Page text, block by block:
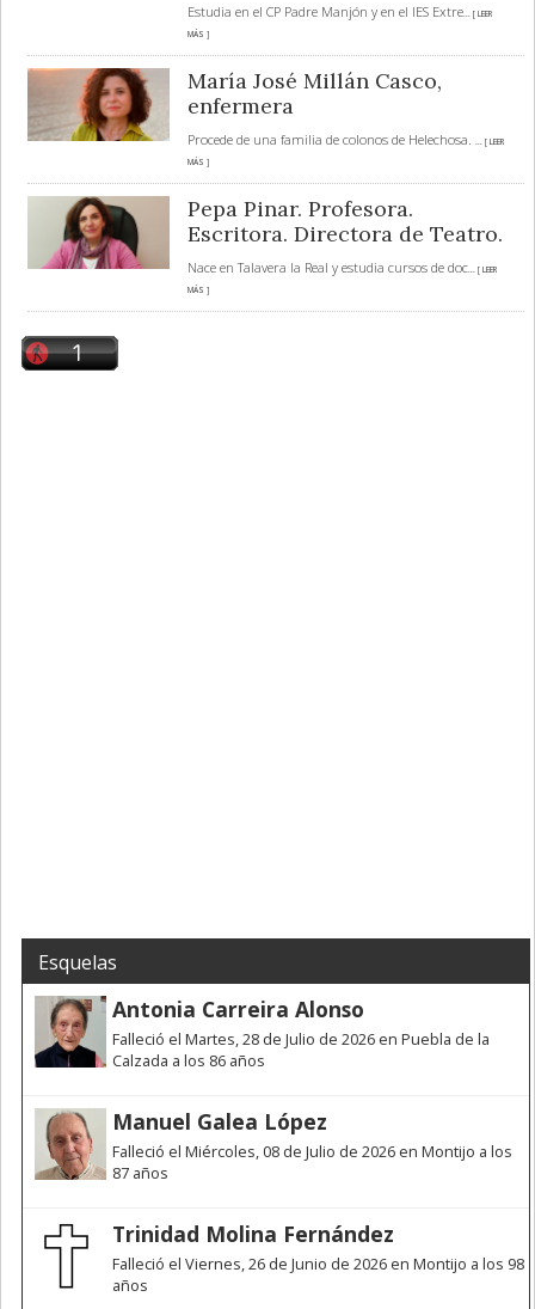
Estudia en el CP Padre Manjón y en el IES Extre... [ LEER
MÁS ]
María José Millán Casco,
enfermera
Procede de una familia de colonos de Helechosa.
... [ LEER
MÁS ]
Pepa Pinar. Profesora.
Escritora. Directora de Teatro.
Nace en Talavera la Real y estudia cursos de doc... [ LEER
MÁS ]
Esquelas
Antonia Carreira Alonso
Falleció el Martes, 28 de Julio de 2026 en Puebla de la
Calzada a los 86 años
Manuel Galea López
Falleció el Miércoles, 08 de Julio de 2026 en Montijo a los
87 años
Trinidad Molina Fernández
Falleció el Viernes, 26 de Junio de 2026 en Montijo a los 98
años